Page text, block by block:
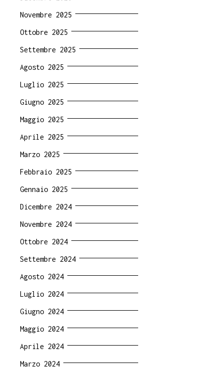
Novembre 2025
Ottobre 2025
Settembre 2025
Agosto 2025
Luglio 2025
Giugno 2025
Maggio 2025
Aprile 2025
Marzo 2025
Febbraio 2025
Gennaio 2025
Dicembre 2024
Novembre 2024
Ottobre 2024
Settembre 2024
Agosto 2024
Luglio 2024
Giugno 2024
Maggio 2024
Aprile 2024
Marzo 2024